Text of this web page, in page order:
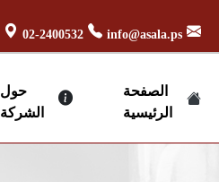
info@asala.ps
02-2400532
الصفحة
الرئيسية
حول
الشركة